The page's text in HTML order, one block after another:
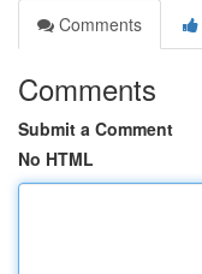
Comments
Comments
Submit a Comment
No HTML